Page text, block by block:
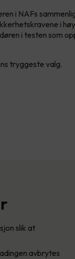
i NAFs
i
i testen som
tryggeste valg.
slik at
avbrytes